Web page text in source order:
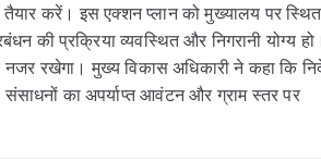
तैयार करें। इस एक्शन प्लान को मुख्यालय पर स्थित
की प्रक्रिया व्यवस्थित और निगरानी योग्य हो।
रखेगा। मुख्य विकास अधिकारी ने कहा कि
का अपर्याप्त आवंटन और ग्राम स्तर पर